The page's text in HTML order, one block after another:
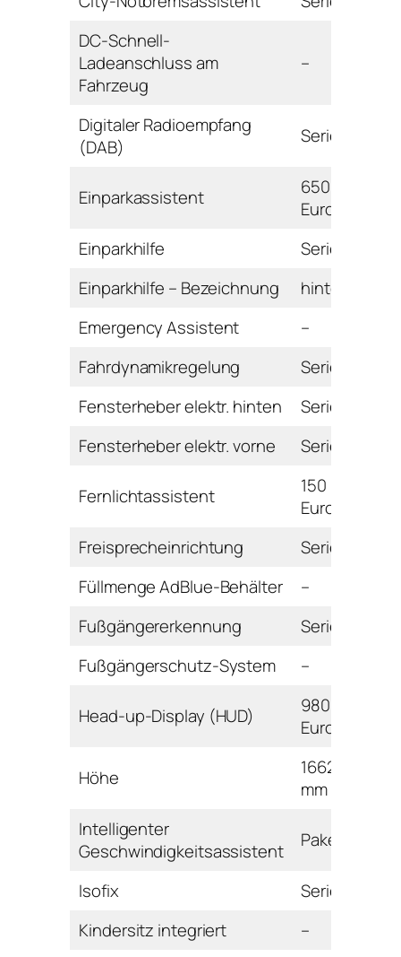
DC-Schnell-
Ladeanschluss am
Fahrzeug
–
Digitaler Radioempfang
(DAB)
Serie
Einparkassistent
650
Euro
Einparkhilfe
Serie
Einparkhilfe – Bezeichnung
hinten
Emergency Assistent
–
Fahrdynamikregelung
Serie
Fensterheber elektr. hinten
Serie
Fensterheber elektr. vorne
Serie
Fernlichtassistent
150
Euro
Freisprecheinrichtung
Serie
Füllmenge AdBlue-Behälter
–
Fußgängererkennung
Serie
Fußgängerschutz-System
–
Head-up-Display (HUD)
980
Euro
Höhe
1662
mm
Intelligenter
Geschwindigkeitsassistent
Paket
Isofix
Serie
Kindersitz integriert
–